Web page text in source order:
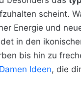
scheint.
Energie und
in den
bis hin zu
Ideen, die